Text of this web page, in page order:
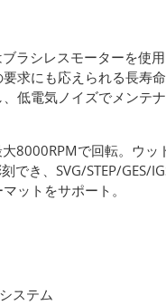
ラシレスモーターを使
求にも応えられる長寿
低電気ノイズでメンテ
8000RPMで回転。ウッ
でき、SVG/STEP/GES/
ットをサポート。
ステム